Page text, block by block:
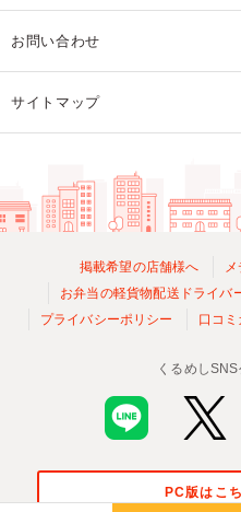
お問い合わせ
サイトマップ
掲載希望の店舗様へ
お弁当の軽貨物配送ドライバ
プライバシーポリシー
口コ
くるめし
PC版はこ